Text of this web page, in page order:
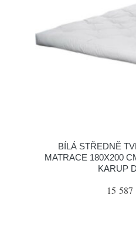
BÍLÁ STŘEDNĚ
MATRACE 180X200
KARUP
15